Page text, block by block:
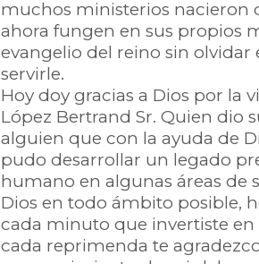
muchos ministerios nacieron
ahora fungen en sus propios
evangelio del reino sin olvidar
servirle.
Hoy doy gracias a Dios por la
López Bertrand Sr. Quien dio
alguien que con la ayuda de
pudo desarrollar un legado
humano en algunas áreas de
Dios en todo ámbito posible,
cada minuto que invertiste
cada reprimenda te